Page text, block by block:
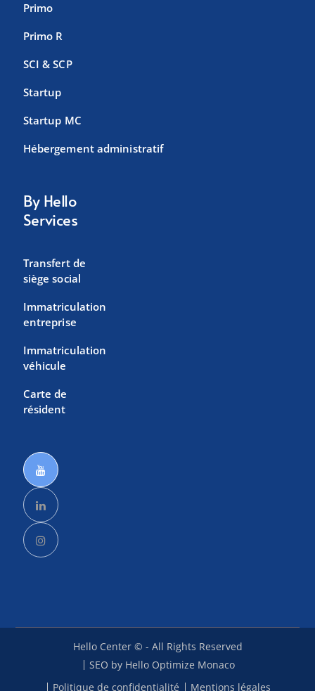
Primo
Primo R
SCI & SCP
Startup
Startup MC
Hébergement administratif
By Hello
Services
Transfert de
siège social
Immatriculation
entreprise
Immatriculation
véhicule
Carte de
résident
Hello Center © - All Rights Reserved
SEO by Hello Optimize Monaco
Politique de confidentialité
Mentions légales